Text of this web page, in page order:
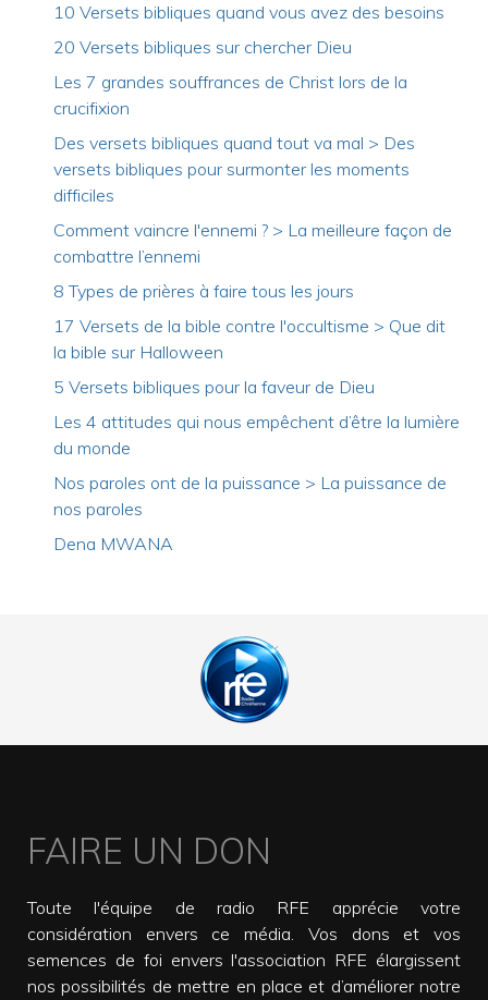
10 Versets bibliques quand vous avez des besoins
20 Versets bibliques sur chercher Dieu
Les 7 grandes souffrances de Christ lors de la
crucifixion
Des versets bibliques quand tout va mal > Des
versets bibliques pour surmonter les moments
difficiles
Comment vaincre l'ennemi ? > La meilleure façon de
combattre l’ennemi
8 Types de prières à faire tous les jours
17 Versets de la bible contre l'occultisme > Que dit
la bible sur Halloween
5 Versets bibliques pour la faveur de Dieu
Les 4 attitudes qui nous empêchent d’être la lumière
du monde
Nos paroles ont de la puissance > La puissance de
nos paroles
Dena MWANA
FAIRE UN DON
Toute l'équipe de radio RFE apprécie votre
considération envers ce média. Vos dons et vos
semences de foi envers l'association RFE élargissent
nos possibilités de mettre en place et d’améliorer notre